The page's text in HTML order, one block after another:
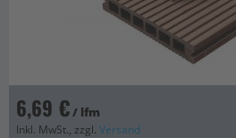
6,69 €/ lfm
Inkl. MwSt., zzgl. Versand